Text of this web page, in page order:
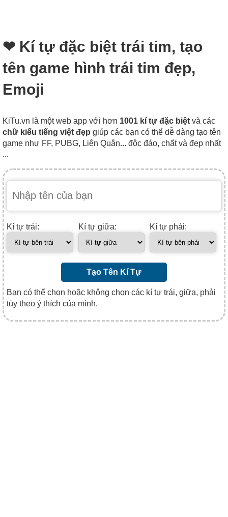
❤︎‬ Kí tự đặc biệt trái tim, tạo
tên game hình trái tim đẹp,
Emoji
KiTu.vn là một web app với hơn 1001 kí tự đặc biệt và các
chữ kiểu tiếng việt đẹp giúp các bạn có thể dễ dàng tạo tên
game như FF, PUBG, Liên Quân... độc đáo, chất và đẹp nhất
...
Kí tự trái: Kí tự giữa: Kí tự phải:
Tạo Tên Kí Tự
Bạn có thể chọn hoặc không chọn các kí tự trái, giữa, phải
tùy theo ý thích của mình.